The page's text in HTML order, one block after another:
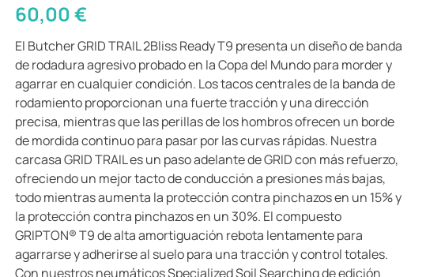
60,00€
El Butcher GRID TRAIL 2Bliss Ready T9 presenta un diseño de banda
de rodadura agresivo probado en la Copa del Mundo para morder y
agarrar en cualquier condición. Los tacos centrales de la banda de
rodamiento proporcionan una fuerte tracción y una dirección
precisa, mientras que las perillas de los hombros ofrecen un borde
de mordida continuo para pasar por las curvas rápidas. Nuestra
carcasa GRID TRAIL es un paso adelante de GRID con más refuerzo,
ofreciendo un mejor tacto de conducción a presiones más bajas,
todo mientras aumenta la protección contra pinchazos en un 15% y
la protección contra pinchazos en un 30%. El compuesto
GRIPTON® T9 de alta amortiguación rebota lentamente para
agarrarse y adherirse al suelo para una tracción y control totales.
Con nuestros neumáticos Specialized Soil Searching de edición